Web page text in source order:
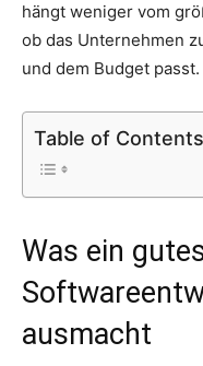
hängt weniger vom
ob das Unternehmen
und dem Budget passt.
Table of Contents
Was ein
ausmacht